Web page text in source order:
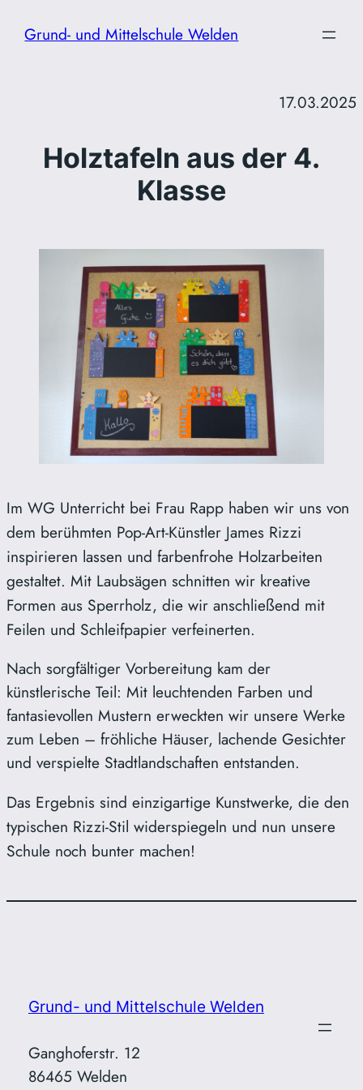
Inhalt
Grund- und Mittelschule Welden
17.03.2025
Holztafeln aus der 4.
Klasse
Im WG Unterricht bei Frau Rapp haben wir uns von
dem berühmten Pop-Art-Künstler James Rizzi
inspirieren lassen und farbenfrohe Holzarbeiten
gestaltet. Mit Laubsägen schnitten wir kreative
Formen aus Sperrholz, die wir anschließend mit
Feilen und Schleifpapier verfeinerten.
Nach sorgfältiger Vorbereitung kam der
künstlerische Teil: Mit leuchtenden Farben und
fantasievollen Mustern erweckten wir unsere Werke
zum Leben – fröhliche Häuser, lachende Gesichter
und verspielte Stadtlandschaften entstanden.
Das Ergebnis sind einzigartige Kunstwerke, die den
typischen Rizzi-Stil widerspiegeln und nun unsere
Schule noch bunter machen!
Grund- und Mittelschule Welden
Ganghoferstr. 12
86465 Welden